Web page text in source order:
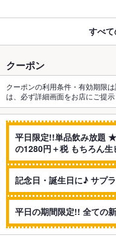
すべ
クーポン
クーポンの利用条件・有効期限
は、必ず詳細画面をお店にご提示
平日限定!!単品飲み放題
の1280円＋税 もちろん生
記念日・誕生日に♪ サプ
平日の期間限定!! 全ての